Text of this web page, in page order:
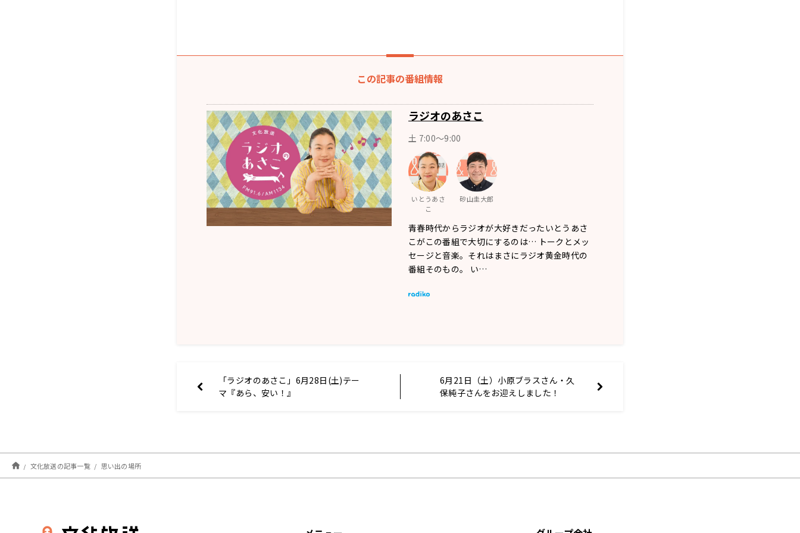
この記事の番組情報
ラジオのあさこ
土 7:00～9:00
いとうあさ
こ
砂山圭大郎
青春時代からラジオが大好きだったいとうあさ
こがこの番組で大切にするのは… トークとメッ
セージと音楽。それはまさにラジオ黄金時代の
番組そのもの。 い…
「ラジオのあさこ」6月28日(土)テー
マ『あら、安い！』
6月21日（土）小原ブラスさん・久
保純子さんをお迎えしました！
文化放送の記事一覧 思い出の場所